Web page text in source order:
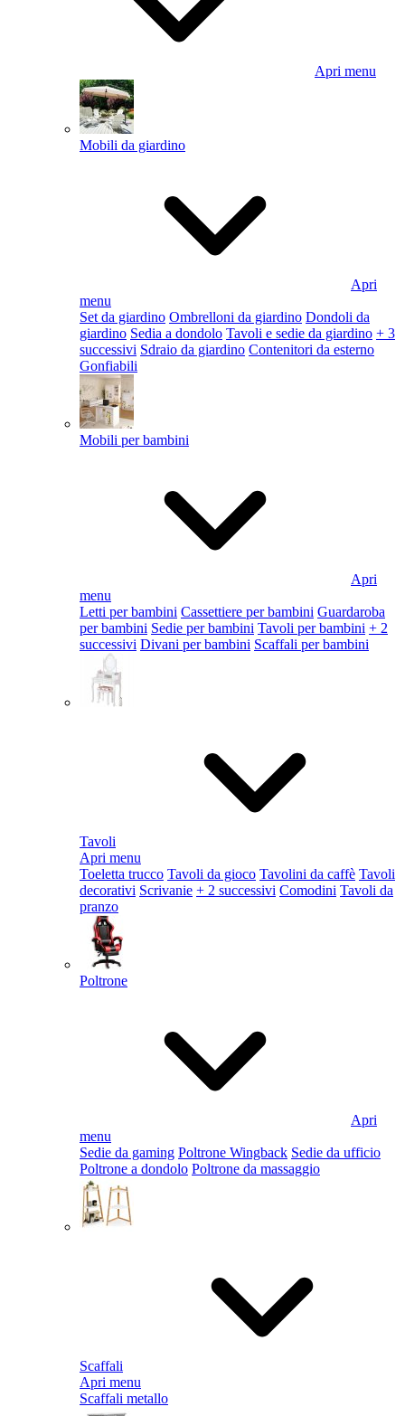
Apri menu
Mobili da giardino
Apri
menu
Set da giardino Ombrelloni da giardino Dondoli da
giardino Sedia a dondolo Tavoli e sedie da giardino + 3
successivi Sdraio da giardino Contenitori da esterno
Gonfiabili
Mobili per bambini
Apri
menu
Letti per bambini Cassettiere per bambini Guardaroba
per bambini Sedie per bambini Tavoli per bambini + 2
successivi Divani per bambini Scaffali per bambini
Tavoli
Apri menu
Toeletta trucco Tavoli da gioco Tavolini da caffè Tavoli
decorativi Scrivanie + 2 successivi Comodini Tavoli da
pranzo
Poltrone
Apri
menu
Sedie da gaming Poltrone Wingback Sedie da ufficio
Poltrone a dondolo Poltrone da massaggio
Scaffali
Apri menu
Scaffali metallo